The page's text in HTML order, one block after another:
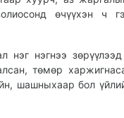
өчүүхэн ч
нэг нэгнээ
төмөр
шашныхаар бол